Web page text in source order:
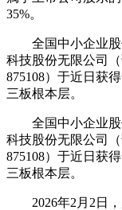
35%。
全国中小企业股
科技股份无限公司
875108）于近日获
三板根本层。
全国中小企业股
科技股份无限公司
875108）于近日获
三板根本层。
2026年2月2日，